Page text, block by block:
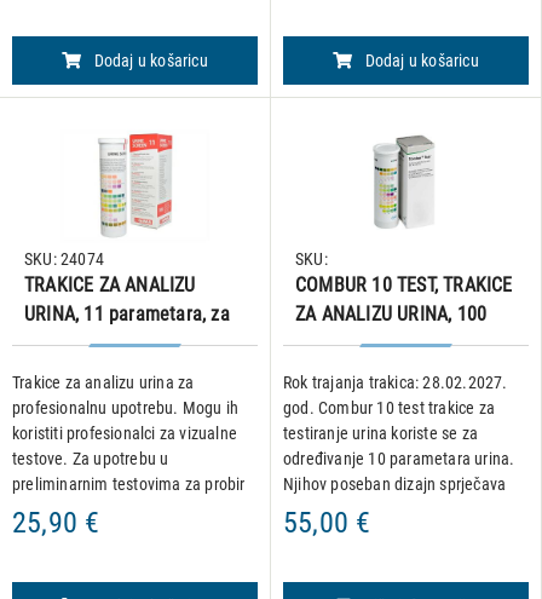
Dodaj u košaricu Dodaj u košaricu
TRAKICE ZA ANALIZU
URINA, 11 parametara, za
profesionalnu upotrebu
(100 kom. u pakiranju)
Trakice za analizu urina za
profesionalnu upotrebu. Mogu ih
koristiti profesionalci za vizualne
testove. Za upotrebu u
preliminarnim testovima za probir
dijabetesa, bolesti jetre,
hemolitičke bolesti, urogenitalne i
SKU: 24074
25,90 €
COMBUR 10 TEST, TRAKICE
ZA ANALIZU URINA, 100
kom.
Rok trajanja trakica: 28.02.2027.
god. Combur 10 test trakice za
testiranje urina koriste se za
određivanje 10 parametara urina.
Njihov poseban dizajn sprječava
miješanje reagensa različitih
testnih polja, a osim toga, jasna
SKU:
55,00 €